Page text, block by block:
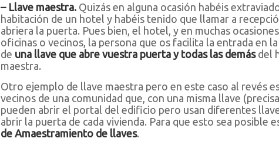
– Llave maestra. Quizás en alguna ocasión habéis
habitación de un hotel y habéis tenido que llamar a
abriera la puerta. Pues bien, el hotel, y en muchas
oficinas o vecinos, la persona que os facilita la entrada en
de una llave que abre vuestra puerta y todas las demásdel
maestra.
Otro ejemplo de llave maestra pero en este caso al revés
vecinos de una comunidad que, con una misma llave
pueden abrir el portal del edificio pero usan diferentes
abrir la puerta de cada vivienda. Para que esto sea posible
de Amaestramiento de llaves.